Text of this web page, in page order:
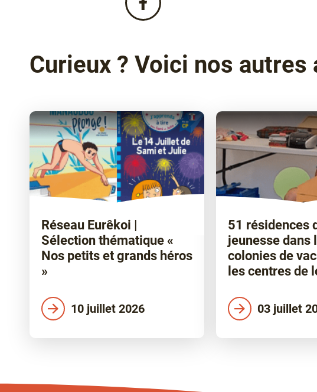
Partagez
cette
Facebook
!
Curieux ? Voici nos autres
Réseau Eurêkoi |
Sélection thématique «
Nos petits et grands héros
»
10 juillet 2026
51 résidences
jeunesse dans
colonies de
les centres de
03 juillet